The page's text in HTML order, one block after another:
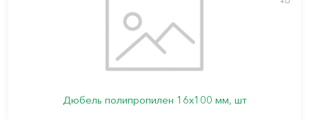
Дюбель полипропилен 16х100 мм, шт